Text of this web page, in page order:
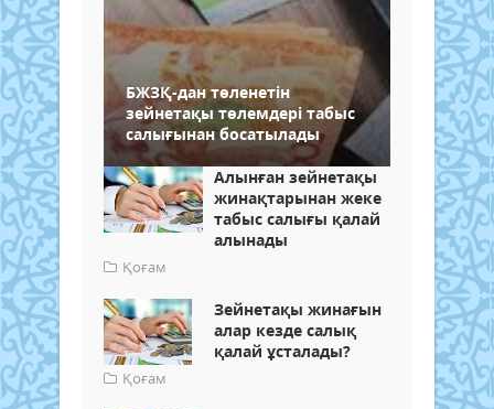
БЖЗҚ-дан төленетін
зейнетақы төлемдері табыс
салығынан босатылады
Алынған зейнетақы
жинақтарынан жеке
табыс салығы қалай
алынады
Қоғам
Зейнетақы жинағын
алар кезде салық
қалай ұсталады?
Қоғам